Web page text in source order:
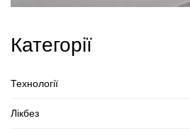
Категорії
Технології
Лікбез